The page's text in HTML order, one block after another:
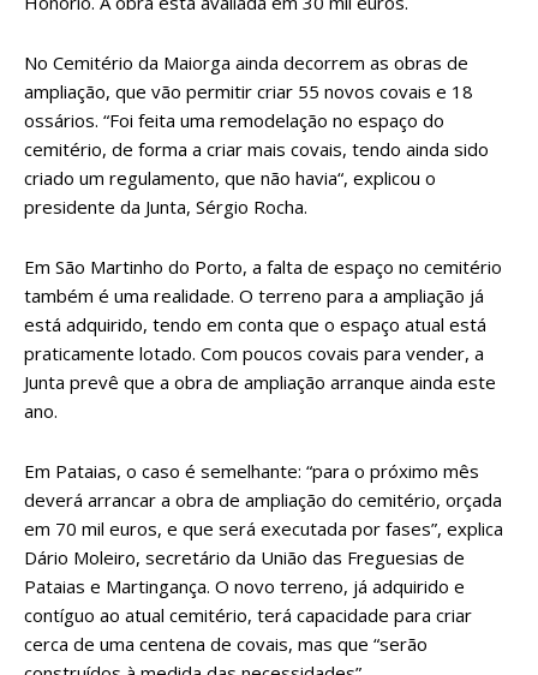
No Cemitério da Maiorga ainda decorrem as obras de
ampliação, que vão permitir criar 55 novos covais e 18
ossários. “Foi feita uma remodelação no espaço do
cemitério, de forma a criar mais covais, tendo ainda sido
criado um regulamento, que não havia“, explicou o
presidente da Junta, Sérgio Rocha.
Em São Martinho do Porto, a falta de espaço no cemitério
também é uma realidade. O terreno para a ampliação já
está adquirido, tendo em conta que o espaço atual está
praticamente lotado. Com poucos covais para vender, a
Junta prevê que a obra de ampliação arranque ainda este
ano.
Em Pataias, o caso é semelhante: “para o próximo mês
deverá arrancar a obra de ampliação do cemitério, orçada
em 70 mil euros, e que será executada por fases”, explica
Dário Moleiro, secretário da União das Freguesias de
Pataias e Martingança. O novo terreno, já adquirido e
contíguo ao atual cemitério, terá capacidade para criar
cerca de uma centena de covais, mas que “serão